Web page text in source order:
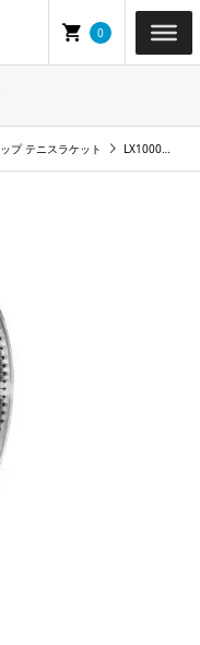
0
プ テニスラケット LX1000(DS22109)送料無料